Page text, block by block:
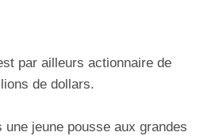
par ailleurs actionnaire de
de dollars.
jeune pousse aux grandes